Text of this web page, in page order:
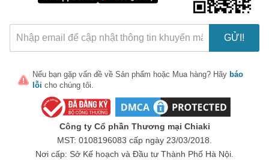
GỬI!
Nếu bạn gặp vấn đề về Sản phẩm hoặc Mua hàng? Hãy báo
lỗi cho chúng tôi.
Công ty Cổ phần Thương mại Chiaki
MST: 0108196083 cấp ngày 23/03/2018.
Nơi cấp: Sở Kế hoạch và Đầu tư Thành Phố Hà Nội.